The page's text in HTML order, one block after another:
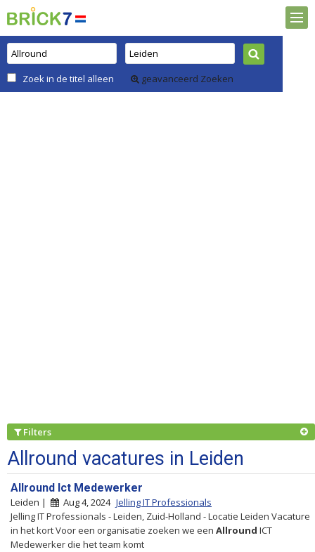
Zoek in de titel alleen geavanceerd Zoeken
Filters
Allround vacatures in Leiden
Allround Ict Medewerker
Leiden | Aug 4, 2024 Jelling IT Professionals
Jelling IT Professionals - Leiden, Zuid-Holland - Locatie Leiden Vacature
in het kort Voor een organisatie zoeken we een Allround ICT
Medewerker die het team komt